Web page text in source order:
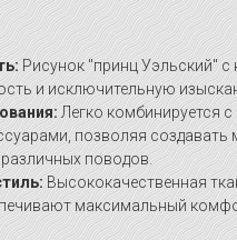
Рисунок "принц Уэльский"
и исключительную
Легко комбинируется
позволяя создавать
поводов.
Высококачественная
максимальный